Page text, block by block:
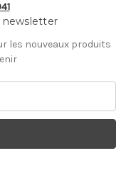
newsletter
les nouveaux produits